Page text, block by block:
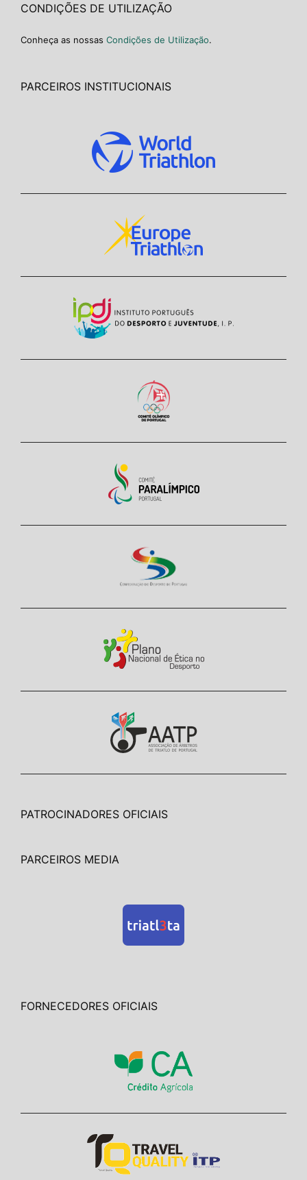
CONDIÇÕES DE UTILIZAÇÃO
Conheça as nossas Condições de Utilização.
PARCEIROS INSTITUCIONAIS
PATROCINADORES OFICIAIS
PARCEIROS MEDIA
FORNECEDORES OFICIAIS